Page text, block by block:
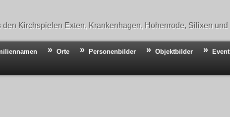
den Kirchspielen Exten, Krankenhagen, Hohenrode, Silixen
Orte Personenbilder Objektbilder